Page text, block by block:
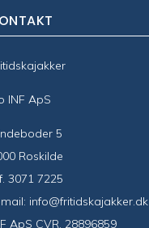
INF ApS
5
Roskilde
3071 7225
info@fritidskajakker.dk
ApS CVR. 28896859